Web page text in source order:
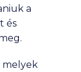
a
és
melyek